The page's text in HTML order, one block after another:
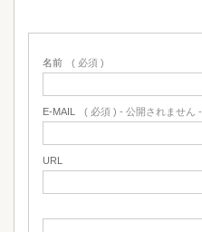
名前 ( 必須 )
E-MAIL ( 必須 ) - 公開されません -
URL